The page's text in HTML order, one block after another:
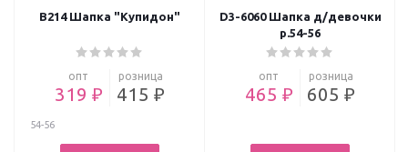
В214 Шапка "Купидон"
опт
319 ₽
розница
415 ₽
54-56
D3-6060 Шапка д/девочки
р.54-56
опт
465 ₽
розница
605 ₽